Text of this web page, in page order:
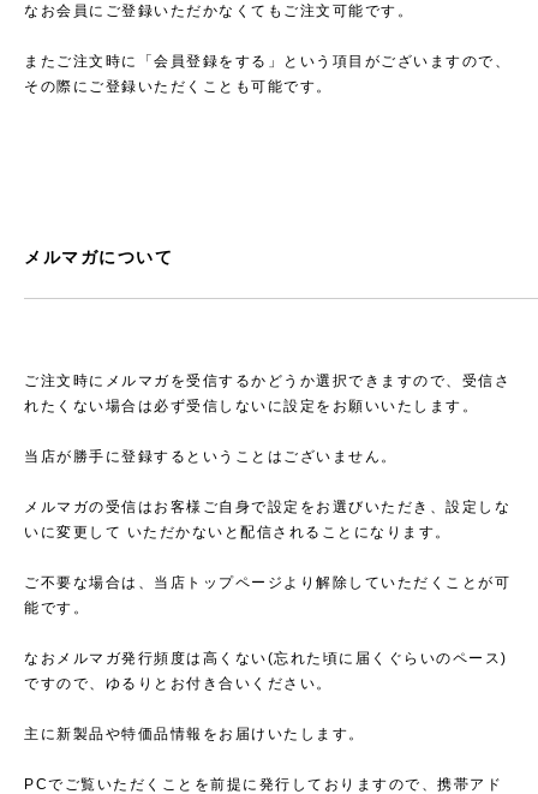
なお会員にご登録いただかなくてもご注文可能です。
またご注文時に「会員登録をする」という項目がございますので、
その際にご登録いただくことも可能です。
メルマガについて
ご注文時にメルマガを受信するかどうか選択できますので、受信さ
れたくない場合は必ず受信しないに設定をお願いいたします。
当店が勝手に登録するということはございません。
メルマガの受信はお客様ご自身で設定をお選びいただき、設定しな
いに変更して いただかないと配信されることになります。
ご不要な場合は、当店トップページより解除していただくことが可
能です。
なおメルマガ発行頻度は高くない(忘れた頃に届くぐらいのペース)
ですので、ゆるりとお付き合いください。
主に新製品や特価品情報をお届けいたします。
PCでご覧いただくことを前提に発行しておりますので、携帯アド